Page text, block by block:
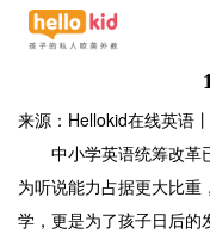
来源：Hellokid在线英语 丨
中小学英语统筹改革
为听说能力占据更大比
学，更是为了孩子日后的